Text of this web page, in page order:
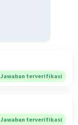
Jawaban terverifikasi
Jawaban terverifikasi